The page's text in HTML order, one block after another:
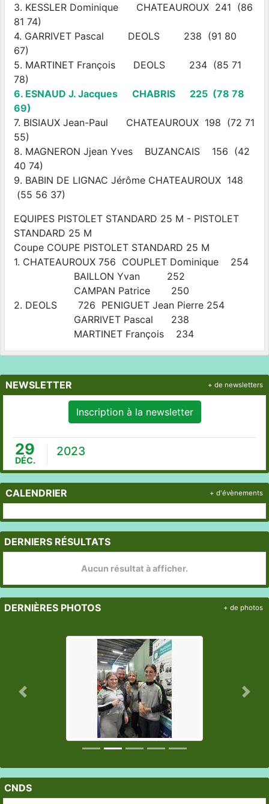
3. KESSLER Dominique CHATEAUROUX 241 (86
81 74)
4. GARRIVET Pascal DEOLS 238 (91 80
67)
5. MARTINET François DEOLS 234 (85 71
78)
6. ESNAUD J. Jacques CHABRIS 225 (78 78
69)
7. BISIAUX Jean-Paul CHATEAUROUX 198 (72 71
55)
8. MAGNERON Jjean Yves BUZANCAIS 156 (42
40 74)
9. BABIN DE LIGNAC Jérôme CHATEAUROUX 148
(55 56 37)
EQUIPES PISTOLET STANDARD 25 M - PISTOLET
STANDARD 25 M
Coupe COUPE PISTOLET STANDARD 25 M
1. CHATEAUROUX 756 COUPLET Dominique 254
BAILLON Yvan 252
CAMPAN Patrice 250
2. DEOLS 726 PENIGUET Jean Pierre 254
GARRIVET Pascal 238
MARTINET François 234
NEWSLETTER
Inscription à la newsletter
29
DÉC.
2023
+ de newsletters
CALENDRIER + d'évènements
DERNIERS RÉSULTATS
Aucun résultat à afficher.
DERNIÈRES PHOTOS
Précedent
+ de photos
CNDS